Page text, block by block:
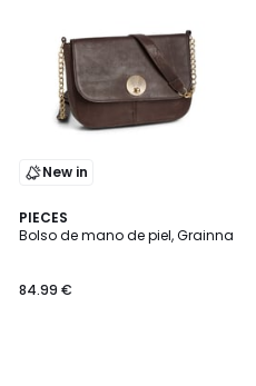
New in
PIECES
Bolso de mano de piel, Grainna
84.99 €